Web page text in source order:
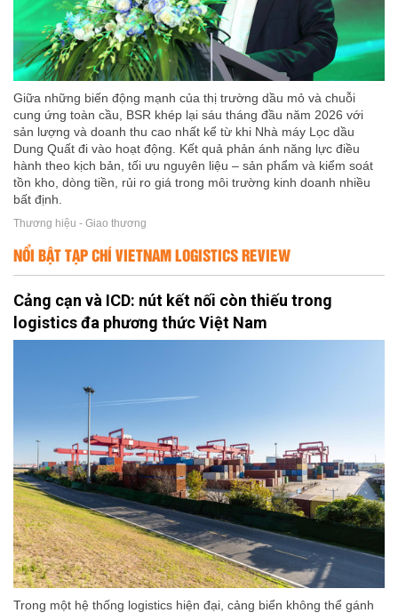
Giữa những biến động mạnh của thị trường dầu mỏ và chuỗi
cung ứng toàn cầu, BSR khép lại sáu tháng đầu năm 2026 với
sản lượng và doanh thu cao nhất kể từ khi Nhà máy Lọc dầu
Dung Quất đi vào hoạt động. Kết quả phản ánh năng lực điều
hành theo kịch bản, tối ưu nguyên liệu – sản phẩm và kiểm soát
tồn kho, dòng tiền, rủi ro giá trong môi trường kinh doanh nhiều
bất định.
Thương hiệu - Giao thương
NỔI BẬT TẠP CHÍ VIETNAM LOGISTICS REVIEW
Cảng cạn và ICD: nút kết nối còn thiếu trong
logistics đa phương thức Việt Nam
Trong một hệ thống logistics hiện đại, cảng biển không thể gánh